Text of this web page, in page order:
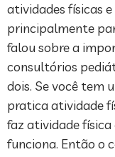
atividades físicas
principalmente
falou sobre a
consultórios
dois. Se você tem
pratica atividade
faz atividade
funciona. Então o